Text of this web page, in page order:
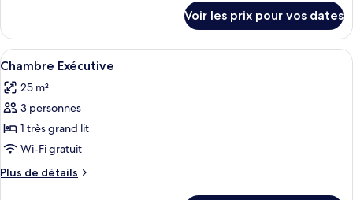
Chambre
Classique
le
type
de
Chambre
Classique
Voir les prix pour vos dates
Afficher
toutes
les
photos
pour
ce
type
de
Une chambre spacieuse avec un
1
Chambre Exécutive
25 m²
3 personnes
1 très grand lit
Wi-Fi gratuit
Plus de détails
Plus